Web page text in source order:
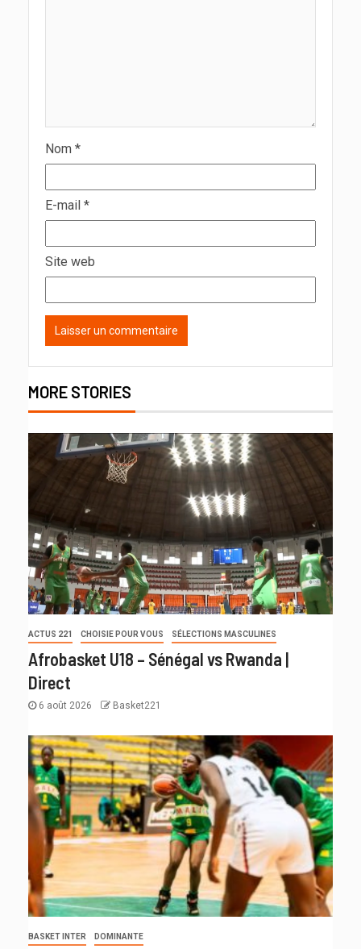
Nom *
E-mail *
Site web
MORE STORIES
ACTUS 221 CHOISIE POUR VOUS SÉLECTIONS MASCULINES
Afrobasket U18 – Sénégal vs Rwanda |
Direct
6 août 2026 Basket221
BASKET INTER DOMINANTE